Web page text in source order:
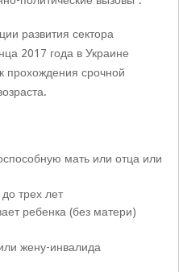
развития сектора
2017 года в Украине
прохождения срочной
мать или отца или
трех лет
ребенка (без матери)
жену-инвалида